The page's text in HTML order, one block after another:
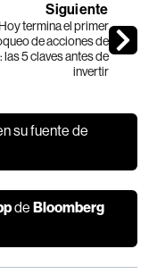
Siguiente
Hoy termina el primer
de acciones de
las 5 claves antes de
invertir
su fuente de
deBloomberg